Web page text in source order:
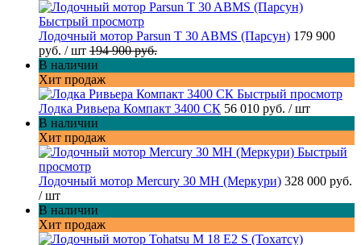
Быстрый просмотр
Лодочный мотор Parsun T 30 ABMS (Парсун) 179 900
руб. / шт 194 900 руб.
В наличии
Хит продаж
Быстрый просмотр
Лодка Ривьера Компакт 3400 СК 56 010 руб. / шт
В наличии
Хит продаж
Быстрый
просмотр
Лодочный мотор Mercury 30 MH (Меркури) 328 000 руб.
/ шт
В наличии
Хит продаж